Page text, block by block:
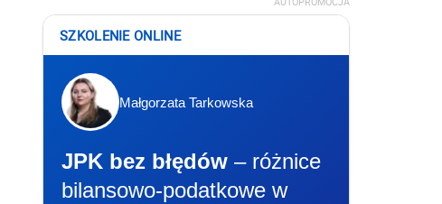
SZKOLENIE ONLINE
Małgorzata Tarkowska
JPK bez błędów – różnice
bilansowo-podatkowe w